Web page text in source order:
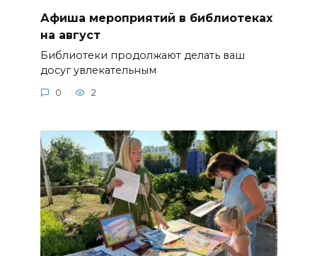
Афиша мероприятий в библиотеках
на август
Библиотеки продолжают делать ваш
досуг увлекательным
0 2